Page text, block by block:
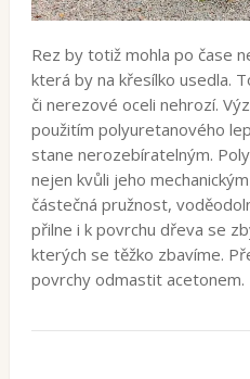
Rez by totiž mohla po čase
která by na křesílko usedla.
či nerezové oceli nehrozí.
použitím polyuretanového
stane nerozebíratelným.
nejen kvůli jeho
částečná pružnost,
přilne i k povrchu dřeva se
kterých se těžko zbavíme.
povrchy odmastit acetonem.